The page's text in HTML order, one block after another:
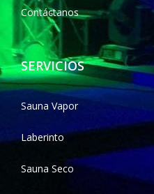
Contáctanos
SERVICIOS
Sauna Vapor
Laberinto
Sauna Seco